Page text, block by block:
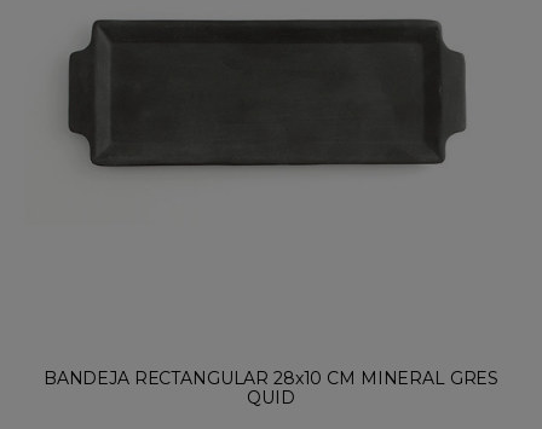
BANDEJA RECTANGULAR 28x10 CM MINERAL GRES
QUID